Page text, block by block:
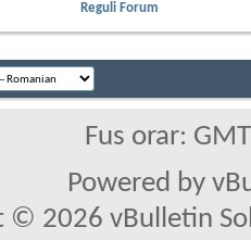
Reguli Forum
Fus orar:
Powered by
© 2026 vBulletin